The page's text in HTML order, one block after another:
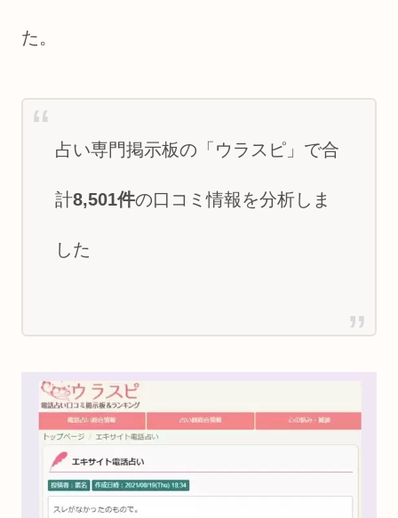
た。
占い専門掲示板の「ウラスピ」で合
計8,501件の口コミ情報を分析しま
した